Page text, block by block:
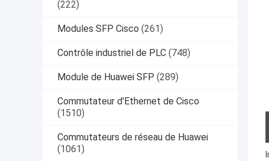
(222)
Modules SFP Cisco (261)
Contrôle industriel de PLC (748)
Module de Huawei SFP (289)
Commutateur d'Ethernet de Cisco
(1510)
Commutateurs de réseau de Huawei
(1061)